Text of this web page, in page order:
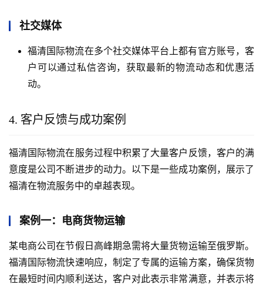
社交媒体
福清国际物流在多个社交媒体平台上都有官方账号，客
户可以通过私信咨询，获取最新的物流动态和优惠活
动。
4. 客户反馈与成功案例
福清国际物流在服务过程中积累了大量客户反馈，客户的满
意度是公司不断进步的动力。以下是一些成功案例，展示了
福清在物流服务中的卓越表现。
案例一：电商货物运输
某电商公司在节假日高峰期急需将大量货物运输至俄罗斯。
福清国际物流快速响应，制定了专属的运输方案，确保货物
在最短时间内顺利送达，客户对此表示非常满意，并表示将